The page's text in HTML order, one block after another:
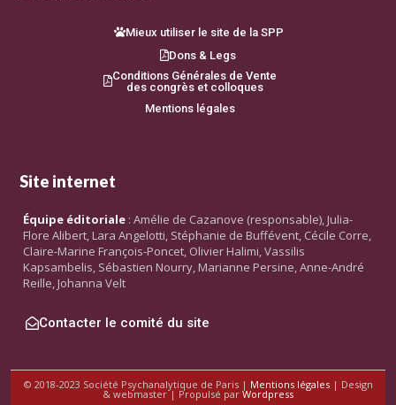
Mieux utiliser le site de la SPP
Dons & Legs
Conditions Générales de Vente
des congrès et colloques
Mentions légales
Site internet
Équipe éditoriale : Amélie de Cazanove (responsable), Julia-
Flore Alibert, Lara Angelotti, Stéphanie de Buffévent, Cécile Corre,
Claire-Marine François-Poncet, Olivier Halimi, Vassilis
Kapsambelis, Sébastien Nourry, Marianne Persine, Anne-André
Reille, Johanna Velt
Contacter le comité du site
© 2018-2023 Société Psychanalytique de Paris | Mentions légales| Design
& webmaster | Propulsé par Wordpress